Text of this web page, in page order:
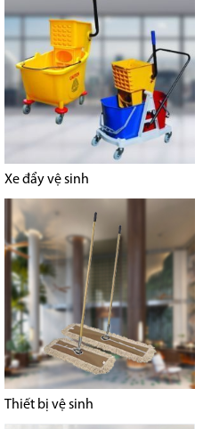
Xe đẩy vệ sinh
Thiết bị vệ sinh